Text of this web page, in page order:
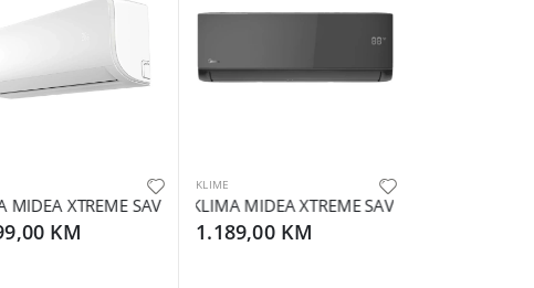
MIDEA XTREME SAVE 24000BTU
KM
KLIME
KLIMA MIDEA XTREME SAVE PRO CRNA
1.189,00 KM